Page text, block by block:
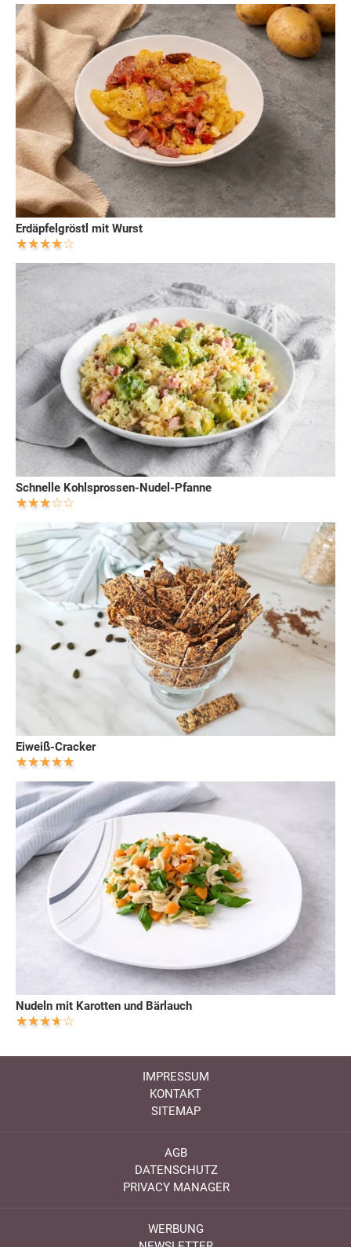
Erdäpfelgröstl mit Wurst
Schnelle Kohlsprossen-Nudel-Pfanne
Eiweiß-Cracker
Nudeln mit Karotten und Bärlauch
IMPRESSUM
KONTAKT
SITEMAP
AGB
DATENSCHUTZ
PRIVACY MANAGER
WERBUNG